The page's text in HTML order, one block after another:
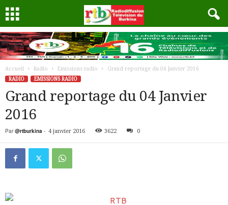
Accueil Radio Emissions radio
Grand reportage du 04 Janvier 2016
RADIO
EMISSIONS RADIO
Grand reportage du 04 Janvier
2016
Par @rtburkina - 4 janvier 2016 3622 0